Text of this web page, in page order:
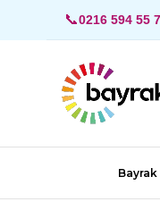
📞0216 594 55